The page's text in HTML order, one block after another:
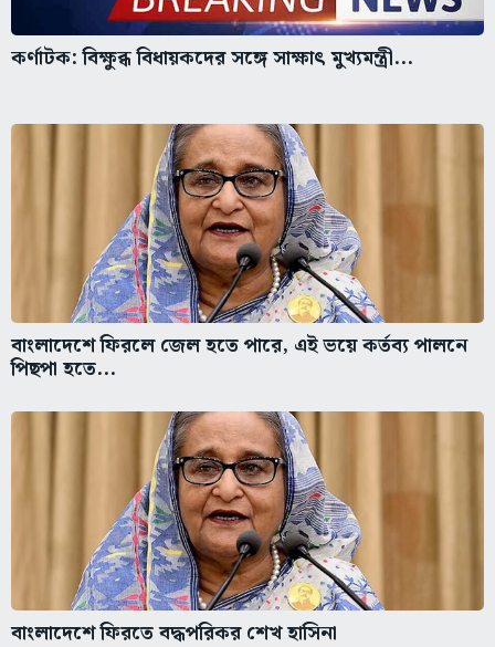
কর্ণাটক: বিক্ষুব্ধ বিধায়কদের সঙ্গে সাক্ষাৎ মুখ্যমন্ত্রী...
বাংলাদেশে ফিরলে জেল হতে পারে, এই ভয়ে কর্তব্য পালনে
পিছপা হতে...
বাংলাদেশে ফিরতে বদ্ধপরিকর শেখ হাসিনা